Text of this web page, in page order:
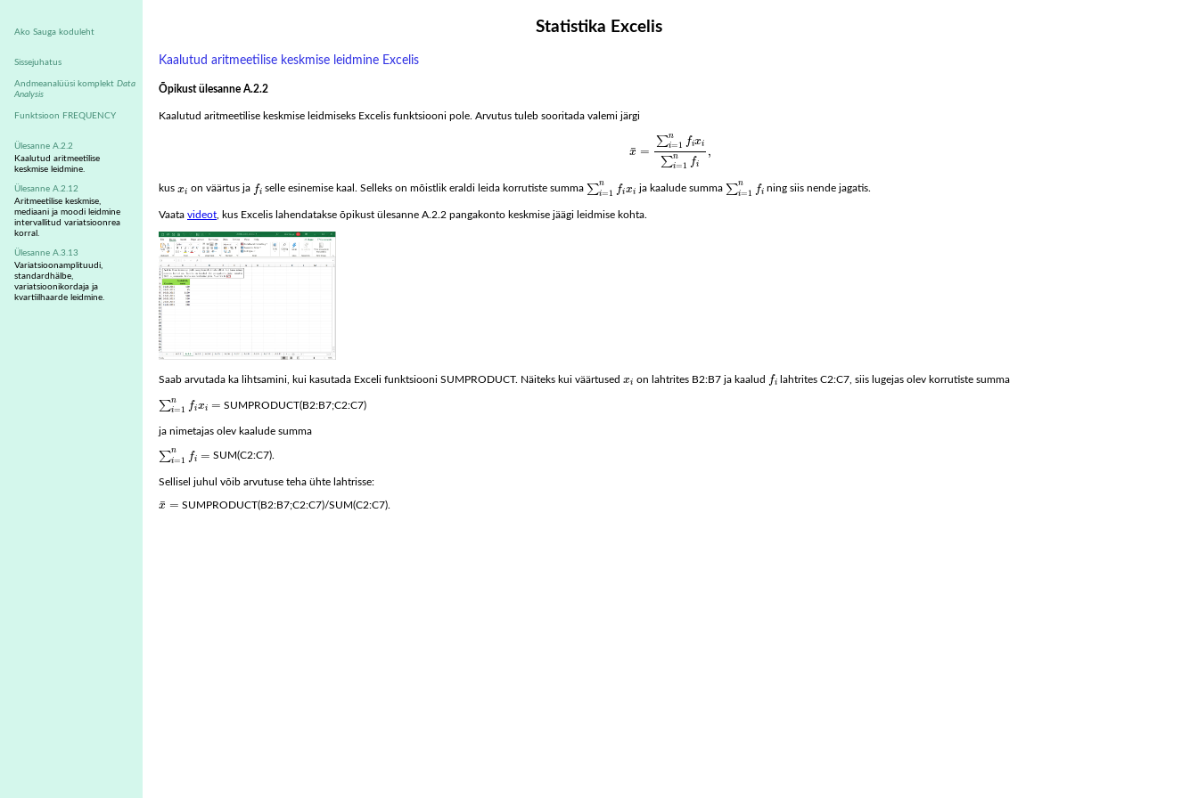
Statistika Excelis
Ako Sauga koduleht
Sissejuhatus
Andmeanalüüsi komplekt Data
Analysis
Funktsioon FREQUENCY
Ülesanne A.2.2
Kaalutud aritmeetilise
keskmise leidmine.
Ülesanne A.2.12
Aritmeetilise keskmise,
mediaani ja moodi leidmine
intervallitud variatsioonrea
korral.
Ülesanne A.3.13
Variatsioonamplituudi,
standardhälbe,
variatsioonikordaja ja
kvartiilhaarde leidmine.
Kaalutud aritmeetilise keskmise leidmine Excelis
Õpikust ülesanne A.2.2
Kaalutud aritmeetilise keskmise leidmiseks Excelis funktsiooni pole. Arvutus tuleb sooritada valemi järgi
¯
x =
∑n
i=1 fixi
∑n
i=1 fi
,
∑i=1 x
kus xi
x on väärtus ja fi
f selle esinemise kaal. Selleks on mõistlik eraldi leida korrutiste summa ∑n
i=1 fixi
∑i= nf
ja kaalude summa ∑n
i=1 fi
∑i= f
ning siis nende jagatis.
Vaata videot , kus Excelis lahendatakse õpikust ülesanne A.2.2 pangakonto keskmise jäägi leidmise kohta.
Saab arvutada ka lihtsamini, kui kasutada Exceli funktsiooni SUMPRODUCT. Näiteks kui väärtused xi
x on lahtrites B2:B7 ja kaalud fi
f lahtrites C2:C7, siis lugejas olev korrutiste summa
∑n
i=1 fixi =
∑i= f
SUMPRODUCT(B2:B7;C2:C7)
ja nimetajas olev kaalude summa
∑n
i=1 fi =
∑i= f
SUM(C2:C7).
Sellisel juhul võib arvutuse teha ühte lahtrisse:
¯
x =
x SUMPRODUCT(B2:B7;C2:C7)/SUM(C2:C7).